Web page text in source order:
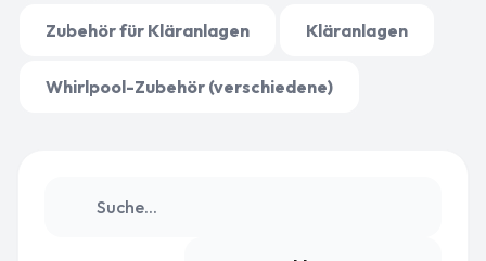
Zubehör für Kläranlagen Kläranlagen
Whirlpool-Zubehör (verschiedene)